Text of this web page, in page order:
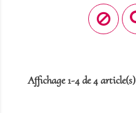
Affichage 1-4 de 4 article(s)